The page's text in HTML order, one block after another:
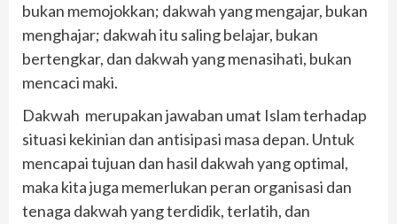
bukan memojokkan; dakwah yang mengajar, bukan
menghajar; dakwah itu saling belajar, bukan
bertengkar, dan dakwah yang menasihati, bukan
mencaci maki.
Dakwah merupakan jawaban umat Islam terhadap
situasi kekinian dan antisipasi masa depan. Untuk
mencapai tujuan dan hasil dakwah yang optimal,
maka kita juga memerlukan peran organisasi dan
tenaga dakwah yang terdidik, terlatih, dan